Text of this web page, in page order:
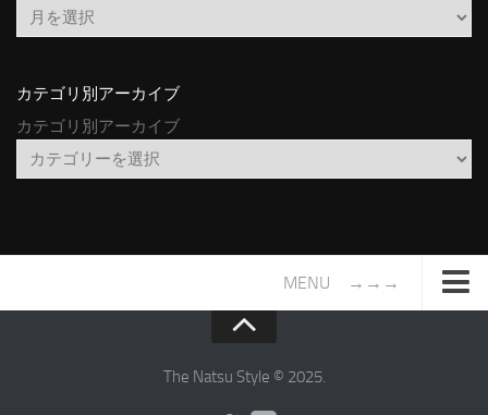
カテゴリ別アーカイブ
カテゴリ別アーカイブ
MENU →→→
The Natsu Style © 2025.